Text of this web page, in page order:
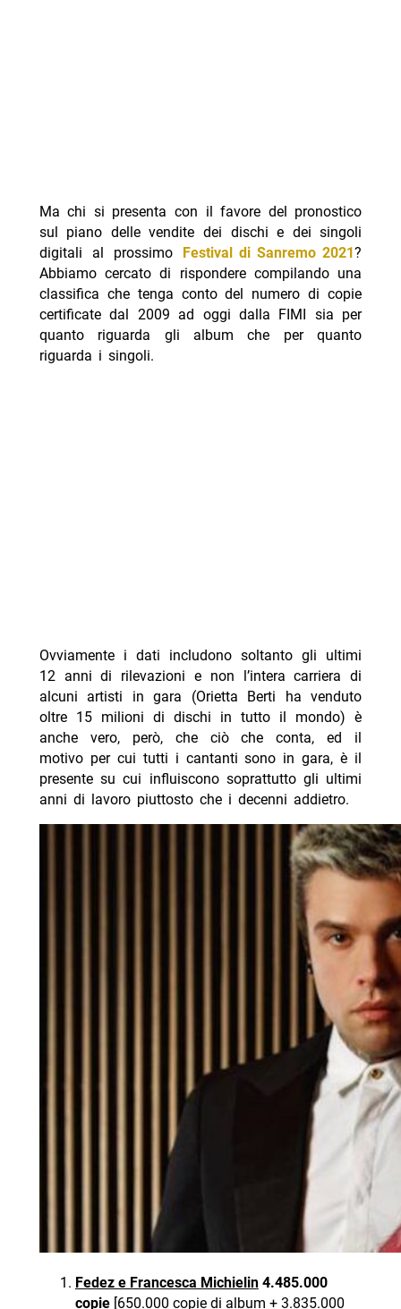
Ma chi si presenta con il favore del pronostico
sul piano delle vendite dei dischi e dei singoli
digitali al prossimo
Festival di Sanremo 2021?
Abbiamo cercato di rispondere compilando una
classifica che tenga conto del numero di copie
certificate dal 2009 ad oggi dalla FIMI sia per
quanto riguarda gli album che per quanto
riguarda i singoli.
Ovviamente i dati includono soltanto gli ultimi
12 anni di rilevazioni e non l’intera carriera di
alcuni artisti in gara (Orietta Berti ha venduto
oltre 15 milioni di dischi in tutto il mondo) è
anche vero, però, che ciò che conta, ed il
motivo per cui tutti i cantanti sono in gara, è il
presente su cui influiscono soprattutto gli ultimi
anni di lavoro piuttosto che i decenni addietro.
Fedez e Francesca Michielin4.485.000
copie[650.000 copie di album + 3.835.000